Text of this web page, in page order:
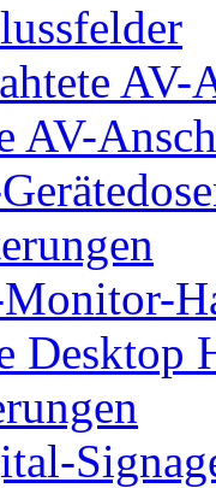
AV-
AV-
Desktop